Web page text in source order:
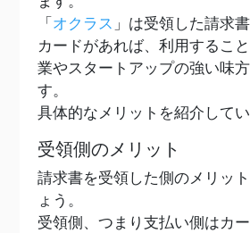
「 オクラス 」は受領した請求
カードがあれば、利用するこ
業やスタートアップの強い味
す。
具体的なメリットを紹介してい
受領側のメリット
請求書を受領した側のメリッ
ょう。
受領側、つまり支払い側はカ